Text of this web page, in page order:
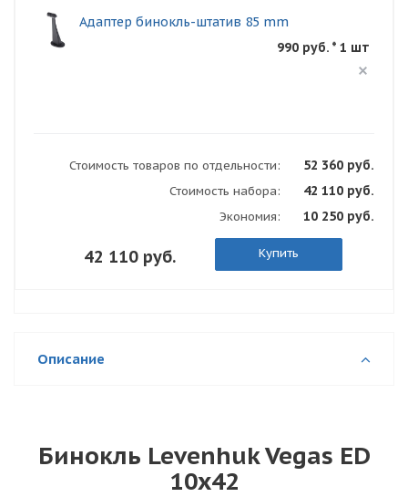
Адаптер бинокль-штатив 85 mm
990 руб. * 1 шт
Стоимость товаров по отдельности: 52 360 руб.
Стоимость набора: 42 110 руб.
Экономия: 10 250 руб.
42 110 руб. Купить
Описание
Бинокль Levenhuk Vegas ED
10x42